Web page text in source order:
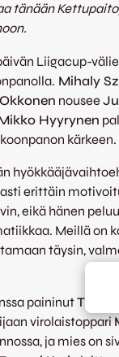
tänään
Liigacup-
Mihaly
nousee
Hyyrynen
kärkeen.
erittäin
eikä hänen
Meillä on
täysin,
paininut
virolaistoppari
ja mies on